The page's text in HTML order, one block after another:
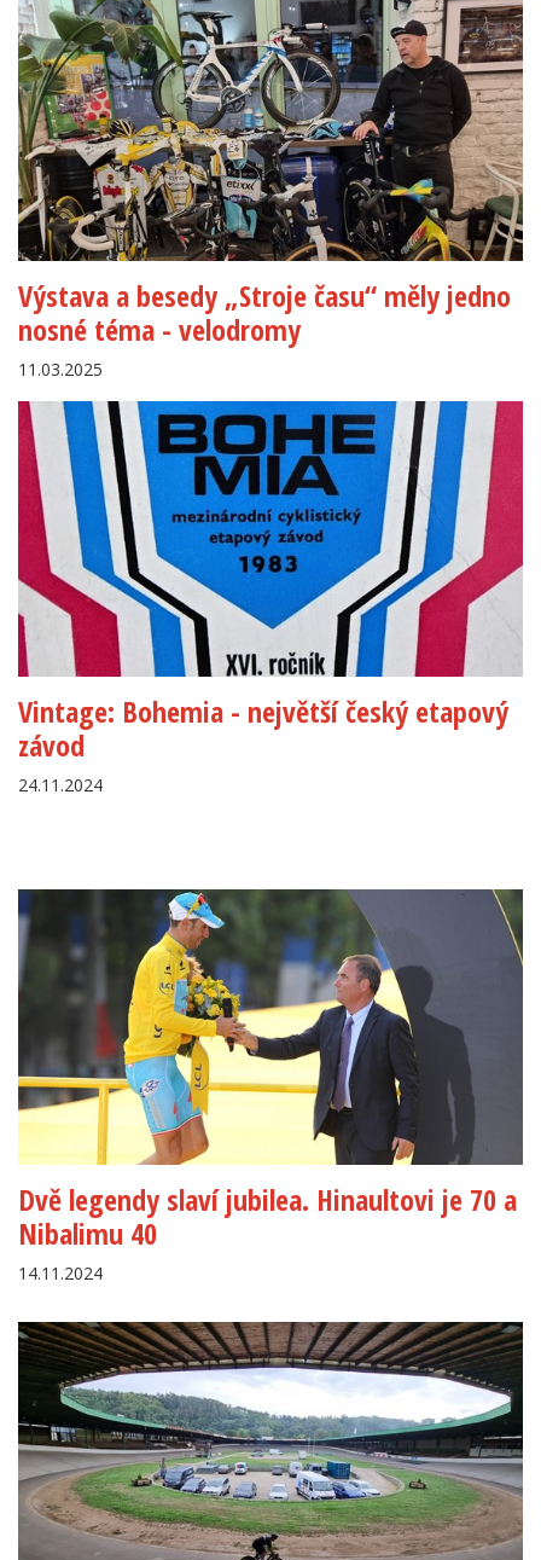
Výstava a besedy „Stroje času“ měly jedno
nosné téma - velodromy
11.03.2025
Vintage: Bohemia - největší český etapový
závod
24.11.2024
Dvě legendy slaví jubilea. Hinaultovi je 70 a
Nibalimu 40
14.11.2024